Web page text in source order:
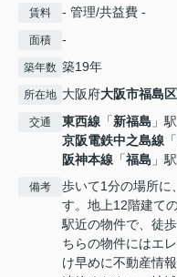
賃料 - 管理/共益費 -
面積 -
築年数 築19年
所在地 大阪府大阪市福島区
交通 東西線 「新福島 」
京阪電鉄中之島線 「
阪神本線 「福島 」
備考
歩いて1分の場所に
す。地上12階建て
駅近の物件で、徒
ちらの物件にはエ
け早めに不動産情